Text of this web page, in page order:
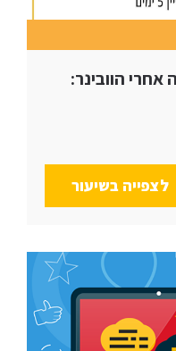
אחרי הוובינר:
לצפייה בשיעור